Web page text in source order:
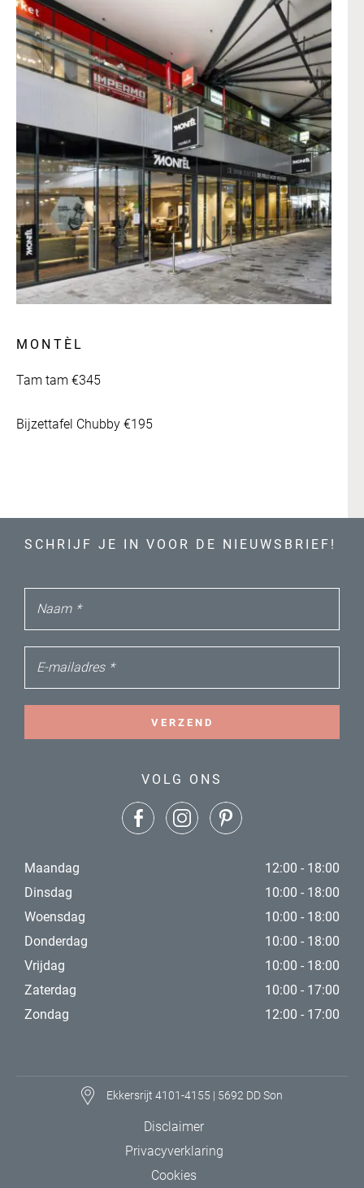
MONTÈL
Tam tam €345
Bijzettafel Chubby €195
SCHRIJF JE IN VOOR DE NIEUWSBRIEF!
Naam *
E-mailadres *
VERZEND
VOLG ONS
Maandag
12:00 - 18:00
Dinsdag
10:00 - 18:00
Woensdag
10:00 - 18:00
Donderdag
10:00 - 18:00
Vrijdag
10:00 - 18:00
Zaterdag
10:00 - 17:00
Zondag
12:00 - 17:00
Disclaimer
Privacyverklaring
Cookies
Ekkersrijt 4101-4155 | 5692 DD Son